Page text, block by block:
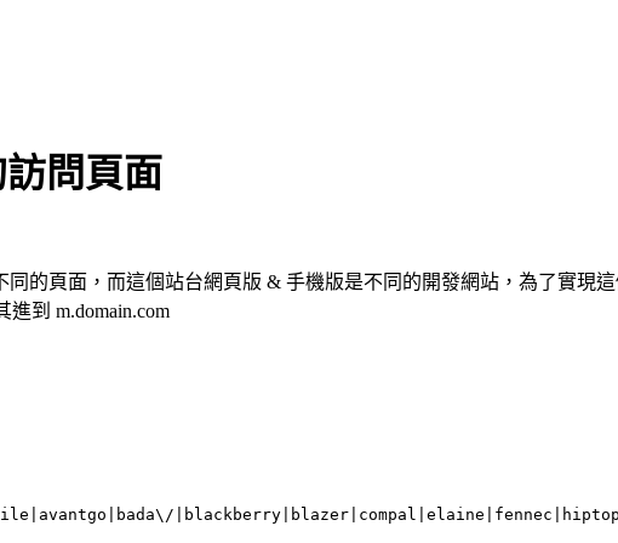
問頁面
的頁面，而這個站台網頁版 & 手機版是不同的開發網站，為了實現
到 m.domain.com